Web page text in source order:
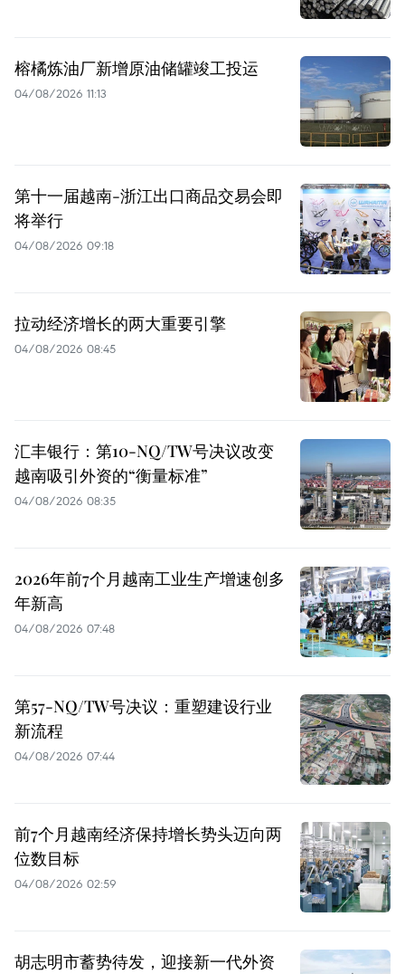
榕橘炼油厂新增原油储罐竣工投运
04/08/2026 11:13
第十一届越南-浙江出口商品交易会即
将举行
04/08/2026 09:18
拉动经济增长的两大重要引擎
04/08/2026 08:45
汇丰银行：第10-NQ/TW号决议改变
越南吸引外资的“衡量标准”
04/08/2026 08:35
2026年前7个月越南工业生产增速创多
年新高
04/08/2026 07:48
第57-NQ/TW号决议：重塑建设行业
新流程
04/08/2026 07:44
前7个月越南经济保持增长势头迈向两
位数目标
04/08/2026 02:59
胡志明市蓄势待发，迎接新一代外资